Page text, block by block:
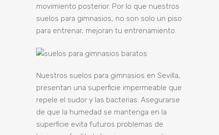
movimiento posterior. Por lo que nuestros
suelos para gimnasios, no son solo un piso
para entrenar, mejoran tu entrenamiento.
Nuestros suelos para gimnasios en Sevilla,
presentan una superficie impermeable que
repele el sudor y las bacterias. Asegurarse
de que la humedad se mantenga en la
superficie evita futuros problemas de